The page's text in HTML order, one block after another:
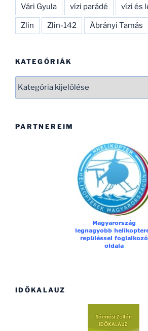
Vári Gyula vízi parádé vízi és
Zlin Zlin-142 Ábrányi Tamás
KATEGÓRIÁK
PARTNEREIM
IDŐKALAUZ